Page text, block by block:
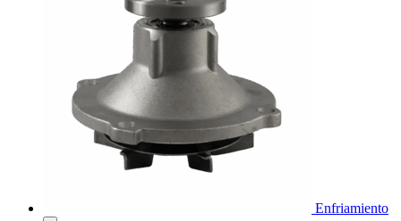
Enfriamiento